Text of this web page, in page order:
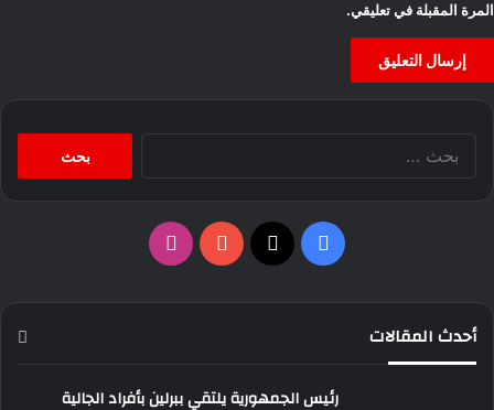
المرة المقبلة في تعليقي.
فيسبوك ‫YouTubeانستقرام
أحدث المقالات
رئيس الجمهورية يلتقي ببرلين بأفراد الجالية